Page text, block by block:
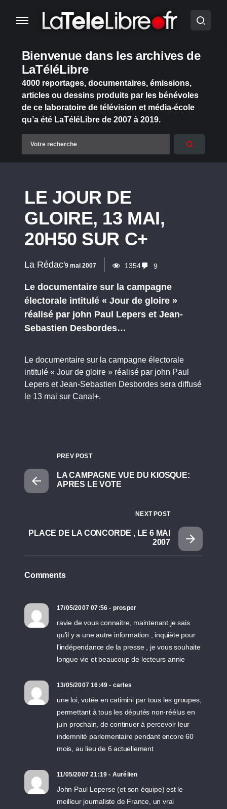
Bienvenue dans les archives de
LaTéléLibre
4000 reportages, documentaires, émissions,
articles ou dessins produits par les bénévoles
de ce laboratoire de télévision et média-école
qu’a été LaTéléLibre de 2007 à 2019.
LE JOUR DE
GLOIRE, 13 MAI,
20H50 SUR C+
La Rédac'9 mai 2007 1354 9
Le documentaire sur la campagne
électorale intitulé « Jour de gloire »
réalisé par john Paul Lepers et Jean-
Sebastien Desbordes…
Le documentaire sur la campagne électorale
intitulé « Jour de gloire » réalisé par john Paul
Lepers et Jean-Sebastien Desbordes sera diffusé
le 13 mai sur Canal+.
PREV POST
LA CAMPAGNE VUE DU KIOSQUE:
APRES LE VOTE
NEXT POST
PLACE DE LA CONCORDE , LE 6 MAI
2007
Comments
17/05/2007 07:56 - prosper
ravie de vous connaitre, maintenant je sais
qu'il y a une autre information , inquiète pour
l'indépendance de la presse , je vous souhaite
longue vie et beaucoup de lecteurs annie
13/05/2007 16:49 - carles
une loi, votée en catimini par tous les groupes,
permettant à tous les députés non-réélus en
juin prochain, de continuer à percevoir leur
indemnité parlementaire pendant encore 60
mois, au lieu de 6 actuellement
11/05/2007 21:19 - Aurélien
John Paul Leperse (et son équipe) est le
meilleur journaliste de France, un vrai